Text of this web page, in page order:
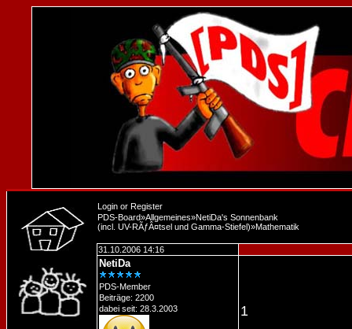
Login or Register
PDS-Board»Allgemeines»NetiDa's Sonnenbank
(incl. UV-RÃƒÂ¤tsel und Gamma-Stiefel)»Mathematik
31.10.2006 14:16
NetiDa
PDS-Member
Beiträge: 2200
dabei seit: 28.3.2003
1